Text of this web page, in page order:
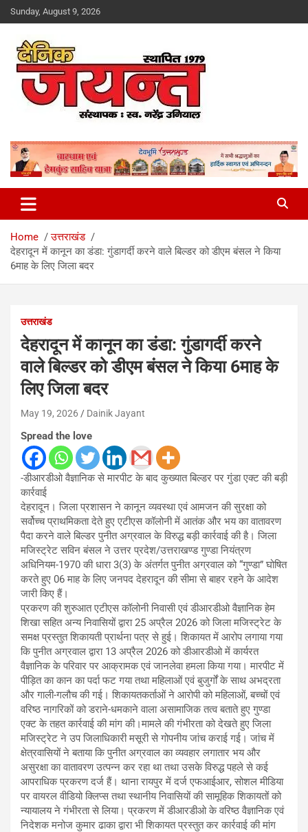
Skip
to
Sunday, August 9, 2026
Dainik Jayant
Home
उत्तराखंड
देहरादून में कानून का डंडा: गुंडागर्दी करने वाले बिल्डर को डीएम बंसल ने किया
6माह के लिए जिला बदर
उत्तराखंड
देहरादून में कानून का डंडा: गुंडागर्दी करने
वाले बिल्डर को डीएम बंसल ने किया 6माह के
लिए जिला बदर
May 19, 2026 Dainik Jayant
Spread the love
-डीआरडीओ वैज्ञानिक से मारपीट के बाद कुख्यात बिल्डर पर गुंडा एक्ट की बड़ी
कार्रवाई
देहरादून। जिला प्रशासन ने कानून व्यवस्था एवं आमजन की सुरक्षा को
सर्वोच्च प्राथमिकता देते हुए एटीएस कॉलोनी में आतंक और भय का वातावरण
पैदा करने वाले बिल्डर पुनीत अग्रवाल के विरुद्ध बड़ी कार्रवाई की है। जिला
मजिस्ट्रेट सविन बंसल ने उत्तर प्रदेश/उत्तराखण्ड गुण्डा नियंत्रण
अधिनियम-1970 की धारा 3(3) के अंतर्गत पुनीत अग्रवाल को “गुण्डा” घोषित
करते हुए 06 माह के लिए जनपद देहरादून की सीमा से बाहर रहने के आदेश
जारी किए हैं।
प्रकरण की शुरुआत एटीएस कॉलोनी निवासी एवं डीआरडीओ वैज्ञानिक हेम
शिखा सहित अन्य निवासियों द्वारा 25 अप्रैल 2026 को जिला मजिस्ट्रेट के
समक्ष प्रस्तुत शिकायती प्रार्थना पत्र से हुई। शिकायत में आरोप लगाया गया
कि पुनीत अग्रवाल द्वारा 13 अप्रैल 2026 को डीआरडीओ में कार्यरत
वैज्ञानिक के परिवार पर आक्रामक एवं जानलेवा हमला किया गया। मारपीट में
पीड़ित का कान का पर्दा फट गया तथा महिलाओं एवं बुजुर्गों के साथ अभद्रता
और गाली-गलौच की गई। शिकायतकर्ताओं ने आरोपी को महिलाओं, बच्चों एवं
वरिष्ठ नागरिकों को डराने-धमकाने वाला असामाजिक तत्व बताते हुए गुण्डा
एक्ट के तहत कार्रवाई की मांग की।मामले की गंभीरता को देखते हुए जिला
मजिस्ट्रेट ने उप जिलाधिकारी मसूरी से गोपनीय जांच कराई गई। जांच में
क्षेत्रवासियों ने बताया कि पुनीत अग्रवाल का व्यवहार लगातार भय और
असुरक्षा का वातावरण उत्पन्न कर रहा था तथा उसके विरुद्ध पहले से कई
आपराधिक प्रकरण दर्ज हैं। थाना रायपुर में दर्ज एफआईआर, सोशल मीडिया
पर वायरल वीडियो क्लिप्स तथा स्थानीय निवासियों की सामूहिक शिकायतों को
न्यायालय ने गंभीरता से लिया। प्रकरण में डीआरडीओ के वरिष्ठ वैज्ञानिक एवं
निदेशक मनोज कुमार ढाका द्वारा भी शिकायत प्रस्तुत कर कार्रवाई की मांग